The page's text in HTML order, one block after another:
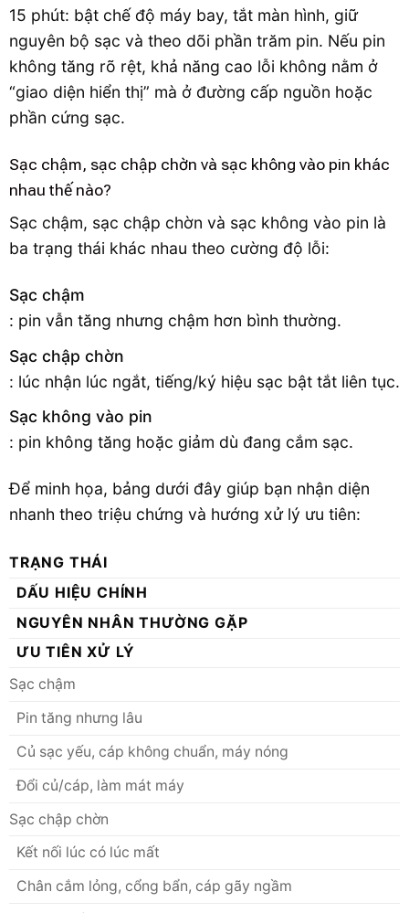
15 phút: bật chế độ máy bay, tắt màn hình, giữ
nguyên bộ sạc và theo dõi phần trăm pin. Nếu pin
không tăng rõ rệt, khả năng cao lỗi không nằm ở
“giao diện hiển thị” mà ở đường cấp nguồn hoặc
phần cứng sạc.
Sạc chậm, sạc chập chờn và sạc không vào pin khác
nhau thế nào?
Sạc chậm, sạc chập chờn và sạc không vào pin là
ba trạng thái khác nhau theo cường độ lỗi:
Sạc chậm
: pin vẫn tăng nhưng chậm hơn bình thường.
Sạc chập chờn
: lúc nhận lúc ngắt, tiếng/ký hiệu sạc bật tắt liên tục.
Sạc không vào pin
: pin không tăng hoặc giảm dù đang cắm sạc.
Để minh họa, bảng dưới đây giúp bạn nhận diện
nhanh theo triệu chứng và hướng xử lý ưu tiên:
TRẠNG THÁI
DẤU HIỆU CHÍNH
NGUYÊN NHÂN THƯỜNG GẶP
ƯU TIÊN XỬ LÝ
Sạc chậm
Pin tăng nhưng lâu
Củ sạc yếu, cáp không chuẩn, máy nóng
Đổi củ/cáp, làm mát máy
Sạc chập chờn
Kết nối lúc có lúc mất
Chân cắm lỏng, cổng bẩn, cáp gãy ngầm